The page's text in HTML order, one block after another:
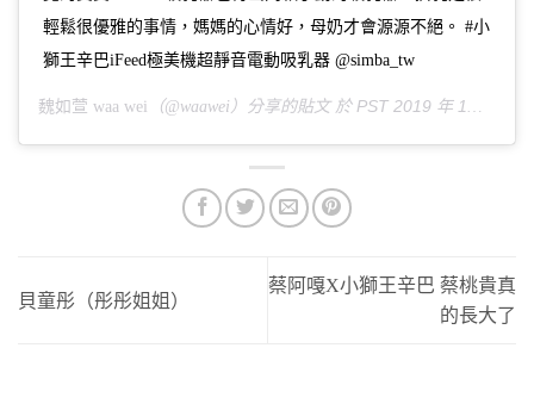
輕鬆很優雅的事情，媽媽的心情好，母奶才會源源不絕。 #小
獅王辛巴iFeed極美機超靜音電動吸乳器 @simba_tw
魏如萱 waa wei （@waawei）分享的貼文 於 PST 2019 年 1月 月 16 日 下午 10:06
貝童彤（彤彤姐姐）
蔡阿嘎X小獅王辛巴 蔡桃貴真
的長大了